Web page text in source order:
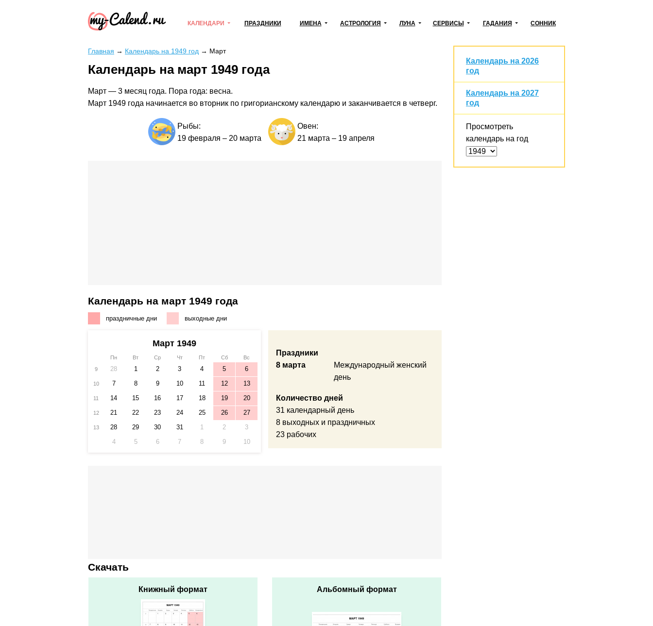
КАЛЕНДАРИ ПРАЗДНИКИ ИМЕНА АСТРОЛОГИЯ ЛУНА СЕРВИСЫ ГАДАНИЯ СОННИК
Главная → Календарь на 1949 год → Март
Календарь на март 1949 года
Март — 3 месяц года. Пора года: весна.
Март 1949 года начинается во вторник по григорианскому календарю и заканчивается в четверг.
Рыбы:
19 февраля – 20 марта
Овен:
21 марта – 19 апреля
Календарь на март 1949 года
праздничные дни выходные дни
Март 1949
Пн Вт Ср Чт Пт Сб
Вс
9
28 1 2 3 4 5 6
10 7 8 9 10 11 12 13
11 14 15 16 17 18 19 20
12 21 22 23 24 25 26 27
13 28 29 30 31 1 2
3
4
5 6 7 8 9 10
Праздники
8 марта
Международный женский
день
Количество дней
31 календарный день
8 выходных и праздничных
23 рабочих
Скачать
Книжный формат Альбомный формат
Календарь на 2026
год
Календарь на 2027
год
Просмотреть
календарь на год